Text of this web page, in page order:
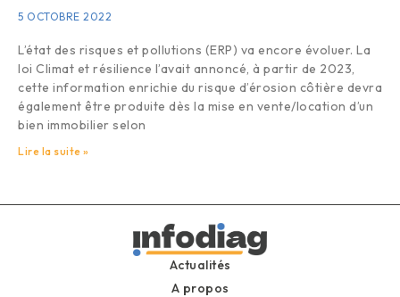
5 OCTOBRE 2022
L’état des risques et pollutions (ERP) va encore évoluer. La
loi Climat et résilience l’avait annoncé, à partir de 2023,
cette information enrichie du risque d’érosion côtière devra
également être produite dès la mise en vente/location d’un
bien immobilier selon
Lire la suite »
Actualités
A propos